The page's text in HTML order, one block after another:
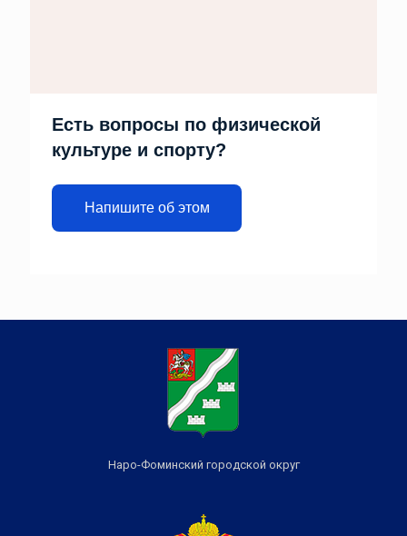
Есть вопросы по физической
культуре и спорту?
Напишите об этом
Наро-Фоминский городской округ